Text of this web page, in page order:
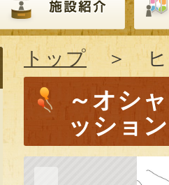
トップ＞ ヒ
～オシ
ッショ